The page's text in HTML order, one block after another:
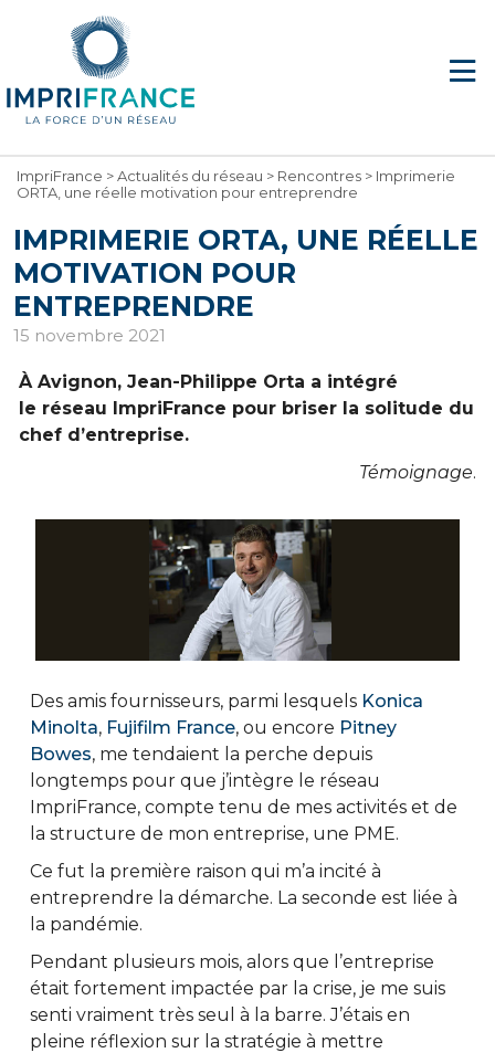
ImpriFrance >Actualités du réseau > Rencontres > Imprimerie
ORTA, une réelle motivation pour entreprendre
IMPRIMERIE ORTA, UNE RÉELLE
MOTIVATION POUR
ENTREPRENDRE
15 novembre 2021
À Avignon, Jean-Philippe Orta a intégré
le réseau ImpriFrance pour briser la solitude du
chef d’entreprise.
Témoignage.
Des amis fournisseurs, parmi lesquels Konica
Minolta, Fujifilm France, ou encore Pitney
Bowes, me tendaient la perche depuis
longtemps pour que j’intègre le réseau
ImpriFrance, compte tenu de mes activités et de
la structure de mon entreprise, une PME.
Ce fut la première raison qui m’a incité à
entreprendre la démarche. La seconde est liée à
la pandémie.
Pendant plusieurs mois, alors que l’entreprise
était fortement impactée par la crise, je me suis
senti vraiment très seul à la barre. J’étais en
pleine réflexion sur la stratégie à mettre